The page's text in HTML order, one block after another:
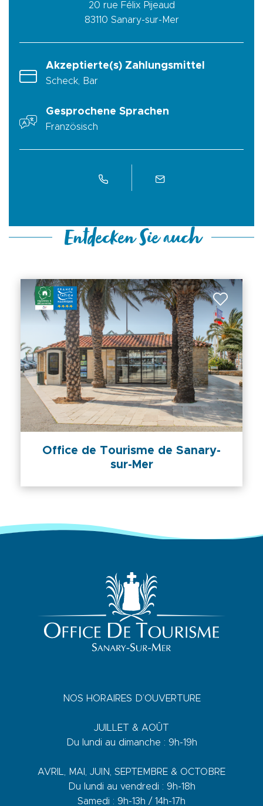
20 rue Félix Pijeaud
83110 Sanary-sur-Mer
Akzeptierte(s) Zahlungsmittel
Scheck, Bar
Gesprochene Sprachen
Französisch
Entdecken Sie auch
Office de Tourisme de Sanary-
sur-Mer
NOS HORAIRES D’OUVERTURE
JUILLET & AOÛT
Du lundi au dimanche : 9h-19h
AVRIL, MAI, JUIN, SEPTEMBRE & OCTOBRE
Du lundi au vendredi : 9h-18h
Samedi : 9h-13h / 14h-17h